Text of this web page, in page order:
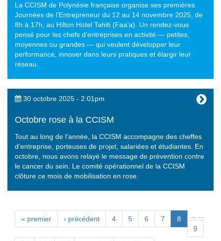
La CCISM de Polynésie française organise ses premières
Journées de l’Entrepreneur du 12 au 14 novembre 2025, de
8h à 17h, au Hilton Hotel Tahiti (Faa’a). Un rendez-vous
pensé pour les chefs d’entreprises en activité — petites,
moyennes ou grandes — qui veulent développer leur
performance, innover dans leurs pratiques et élargir leur
réseau.
30 octobre 2025 - 2:01pm
Octobre rose à la CCISM
Tout au long de l’année, la CCISM accompagne des cheffes
d’entreprise, porteuses de projet, salariées et étudiantes. En
octobre, nous avons relayé le message de prévention contre
le cancer du sein. Le comité opérationnel de la CCISM
clôture ce mois de mobilisation en rose.
Pages
« premier ‹ précédent 4 5 6 7
8
9